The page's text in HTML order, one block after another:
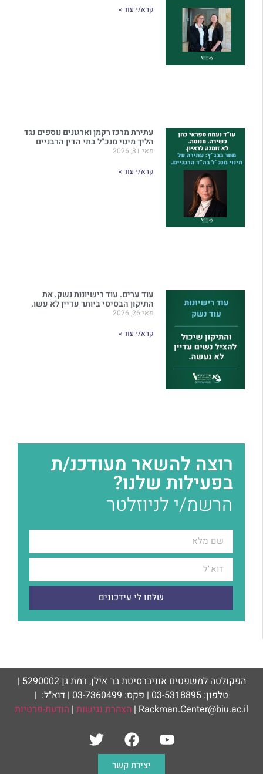
קרא/י עוד »
עתירת מרכז רקמן וארגונים נוספים נגד
הליך מינוי מנכ"ל בתי הדין הרבניים
מאי 31, 2026
קרא/י עוד »
עוד ערים. עוד רישיונות נשק. את
התיקון הבסיסי ביותר עדיין לא עשו.
מאי 26, 2026
קרא/י עוד »
רוצה להשאר מעודכנ/ת
בפעילות שלנו?
הרשמ/י לניוזלטר
שלחו לי עידכונים
הפקולטה למשפטים אוניברסיטת בר אילן, רמת גן 5290002 |
טלפון: 03-5318895 | פקס: 03-7360499 | דוא"ל: |
Rackman.Center@biu.ac.il | הצהרת נגישות | הודעת-פרטיות
יצירת קשר